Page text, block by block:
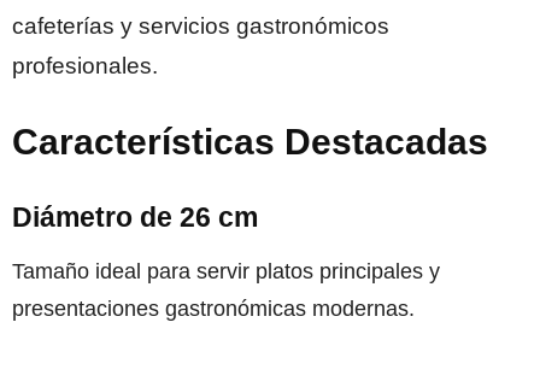
cafeterías y servicios gastronómicos
profesionales.
Características Destacadas
Diámetro de 26 cm
Tamaño ideal para servir platos principales y
presentaciones gastronómicas modernas.